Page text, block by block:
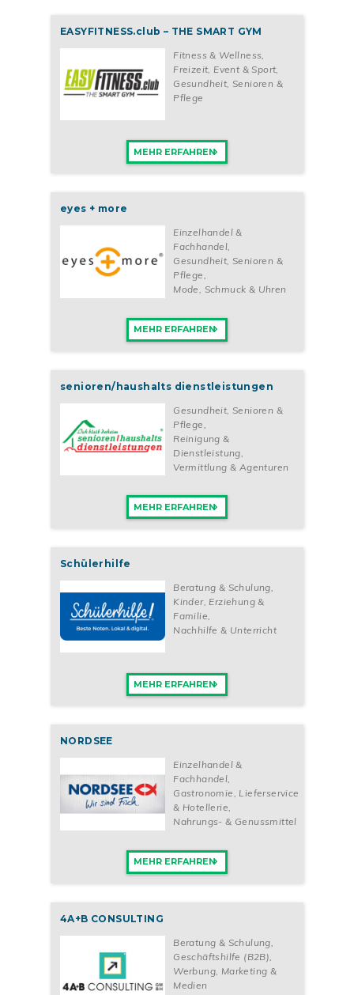
EASYFITNESS.club – THE SMART GYM
Fitness & Wellness
Freizeit, Event & Sport
Gesundheit, Senioren &
Pflege
MEHR ERFAHREN
eyes + more
Einzelhandel &
Fachhandel,
Gesundheit, Senioren &
Pflege,
Mode, Schmuck & Uhren
MEHR ERFAHREN
senioren/haushalts dienstleistungen
Gesundheit, Senioren &
Pflege
Reinigung &
Dienstleistung
Vermittlung & Agenturen
MEHR ERFAHREN
Schülerhilfe
Beratung & Schulung
Kinder, Erziehung &
Familie
Nachhilfe & Unterricht
MEHR ERFAHREN
NORDSEE
Einzelhandel &
Fachhandel,
Gastronomie, Lieferservice
& Hotellerie,
Nahrungs- & Genussmittel
MEHR ERFAHREN
4A+B CONSULTING
Beratung & Schulung
Geschäftshilfe (B2B)
Werbung, Marketing &
Medien